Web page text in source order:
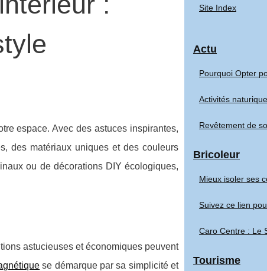
espace. Avec des astuces inspirantes,
des matériaux uniques et des couleurs
ou de décorations DIY écologiques,
astucieuses et économiques peuvent
se démarque par sa simplicité et
Site Index
Actu
Pourquoi Opter
Activités
Revêtement de
Bricoleur
Mieux isoler ses
Suivez ce lien
Caro Centre : Le
Tourisme